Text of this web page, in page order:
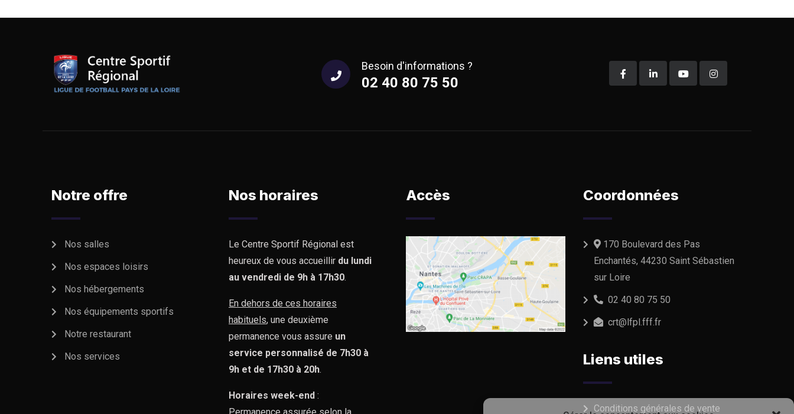
Besoin d'informations ?
02 40 80 75 50
Notre offre
Nos salles
Nos espaces loisirs
Nos hébergements
Nos équipements sportifs
Notre restaurant
Nos services
Nos horaires
Le Centre Sportif Régional est
heureux de vous accueillir du lundi
au vendredi de 9h à 17h30.
En dehors de ces horaires
habituels, une deuxième
permanence vous assure un
service personnalisé de 7h30 à
9h et de 17h30 à 20h.
Horaires week-end :
Accès Coordonnées
170 Boulevard des Pas
Enchantés, 44230 Saint Sébastien
sur Loire
02 40 80 75 50
crt@lfpl.fff.fr
Liens utiles
Conditions générales de vente